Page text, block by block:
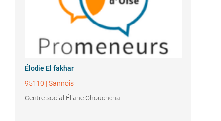
Élodie El fakhar
95110 | Sannois
Centre social Éliane Chouchena